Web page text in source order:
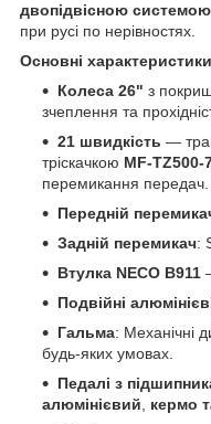
двопідвісною системою
при русі по нерівностях.
Основні
Колеса 26" з
зчеплення та
21 швидкість —
тріскачкою MF-TZ500-
перемикання передач.
Передній
Задній перемикач:
Втулка NECO B911
Подвійні
Гальма: Механічні
будь-яких умовах.
Педалі з
алюмінієвий, кермо